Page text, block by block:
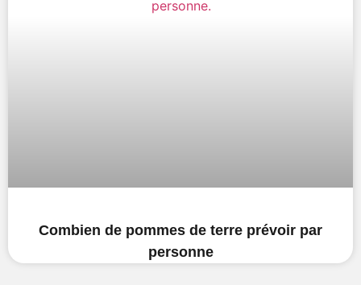
Combien de pommes de terre prévoir par
personne